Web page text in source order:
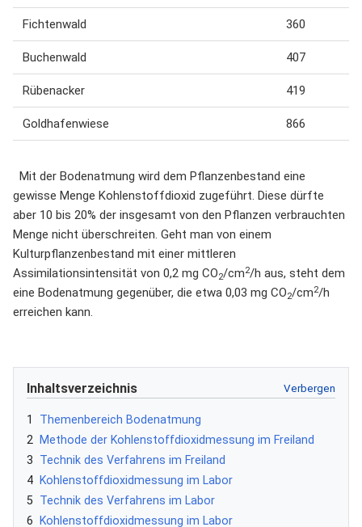
Fichtenwald 360
Buchenwald 407
Rübenacker 419
Goldhafenwiese 866
Mit der Bodenatmung wird dem Pflanzenbestand eine
gewisse Menge Kohlenstoffdioxid zugeführt. Diese dürfte
aber 10 bis 20% der insgesamt von den Pflanzen verbrauchten
Menge nicht überschreiten. Geht man von einem
Kulturpflanzenbestand mit einer mittleren
Assimilationsintensität von 0,2 mg CO2/cm2/h aus, steht dem
eine Bodenatmung gegenüber, die etwa 0,03 mg CO2/cm2/h
erreichen kann.
Inhaltsverzeichnis
1
Themenbereich Bodenatmung
2
Methode der Kohlenstoffdioxidmessung im Freiland
3
Technik des Verfahrens im Freiland
4
Kohlenstoffdioxidmessung im Labor
5
Technik des Verfahrens im Labor
6
Kohlenstoffdioxidmessung im Labor